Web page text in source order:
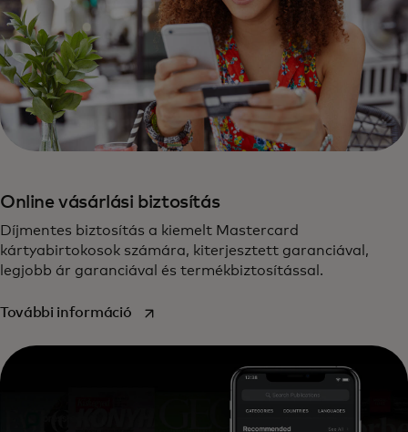
Online vásárlási biztosítás
Díjmentes biztosítás a kiemelt Mastercard
kártyabirtokosok számára, kiterjesztett garanciával,
legjobb ár garanciával és termékbiztosítással.
További információ‎opens in a new tab